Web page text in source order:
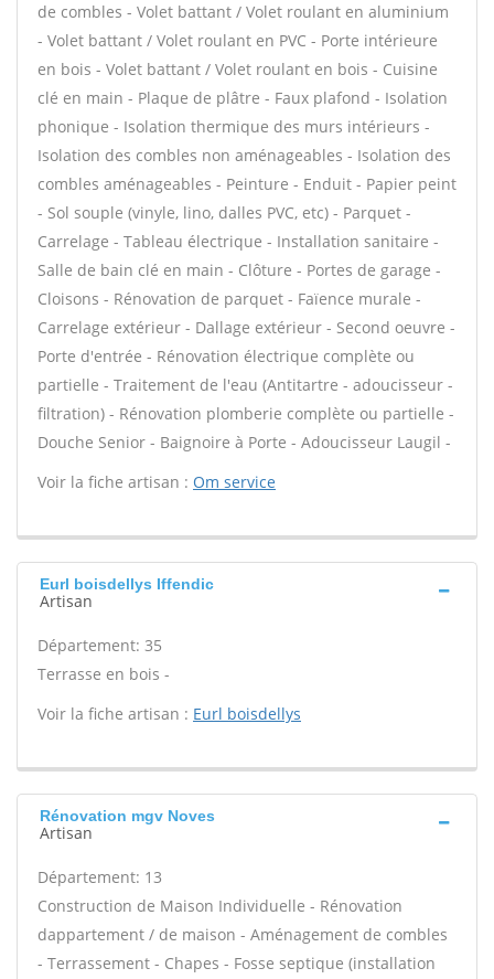
de combles - Volet battant / Volet roulant en aluminium
- Volet battant / Volet roulant en PVC - Porte intérieure
en bois - Volet battant / Volet roulant en bois - Cuisine
clé en main - Plaque de plâtre - Faux plafond - Isolation
phonique - Isolation thermique des murs intérieurs -
Isolation des combles non aménageables - Isolation des
combles aménageables - Peinture - Enduit - Papier peint
- Sol souple (vinyle, lino, dalles PVC, etc) - Parquet -
Carrelage - Tableau électrique - Installation sanitaire -
Salle de bain clé en main - Clôture - Portes de garage -
Cloisons - Rénovation de parquet - Faïence murale -
Carrelage extérieur - Dallage extérieur - Second oeuvre -
Porte d'entrée - Rénovation électrique complète ou
partielle - Traitement de l'eau (Antitartre - adoucisseur -
filtration) - Rénovation plomberie complète ou partielle -
Douche Senior - Baignoire à Porte - Adoucisseur Laugil -
Voir la fiche artisan : Om service
Eurl boisdellys Iffendic
Artisan
Département: 35
Terrasse en bois -
Voir la fiche artisan : Eurl boisdellys
Rénovation mgv Noves
Artisan
Département: 13
Construction de Maison Individuelle - Rénovation
dappartement / de maison - Aménagement de combles
- Terrassement - Chapes - Fosse septique (installation